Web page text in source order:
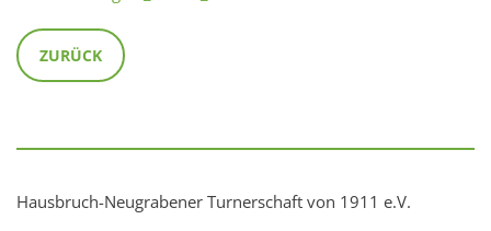
ZURÜCK
Hausbruch-Neugrabener Turnerschaft von 1911 e.V.